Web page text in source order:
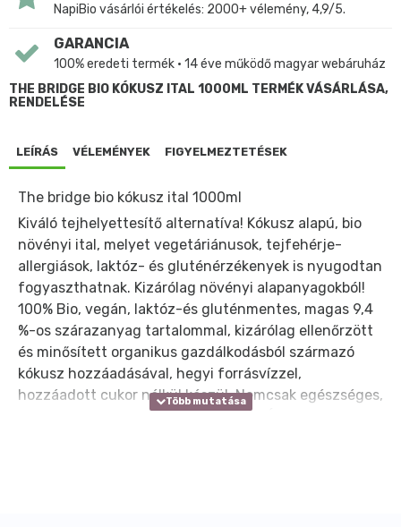
NapiBio vásárlói értékelés: 2000+ vélemény, 4,9/5.
GARANCIA
100% eredeti termék • 14 éve működő magyar webáruház
THE BRIDGE BIO KÓKUSZ ITAL 1000ML TERMÉK VÁSÁRLÁSA,
RENDELÉSE
LEÍRÁS VÉLEMÉNYEK FIGYELMEZTETÉSEK
The bridge bio kókusz ital 1000ml
Kiváló tejhelyettesítő alternatíva! Kókusz alapú, bio
növényi ital, melyet vegetáriánusok, tejfehérje-
allergiások, laktóz- és gluténérzékenyek is nyugodtan
fogyaszthatnak. Kizárólag növényi alapanyagokból!
100% Bio, vegán, laktóz-és gluténmentes, magas 9,4
%-os szárazanyag tartalommal, kizárólag ellenőrzött
és minősített organikus gazdálkodásból származó
kókusz hozzáadásával, hegyi forrásvízzel,
hozzáadott cukor nélkül készül. Nemcsak egészséges,
de igazán finom választás is egyben! Íze